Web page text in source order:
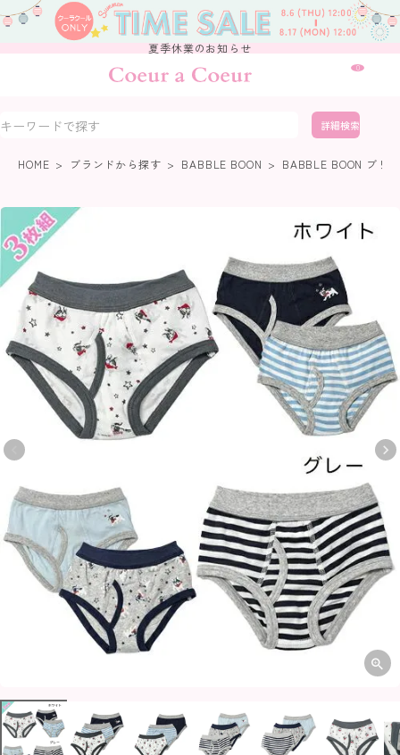
夏季休業のお知らせ
0
詳細検索
HOME ブランドから探す BABBLE BOON BABBLE BOON ブリ